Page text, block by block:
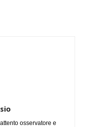
osservatore e